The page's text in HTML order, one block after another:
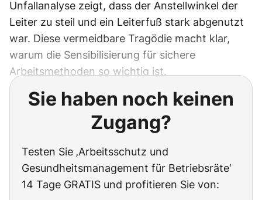
Unfallanalyse zeigt, dass der Anstellwinkel der
Leiter zu steil und ein Leiterfuß stark abgenutzt
war. Diese vermeidbare Tragödie macht klar,
warum die Sensibilisierung für sichere
Arbeitsmethoden so wichtig ist.
Sie haben noch keinen
Zugang?
Testen Sie ‚Arbeitsschutz und
Gesundheitsmanagement für Betriebsräte‘
14 Tage GRATIS und profitieren Sie von: